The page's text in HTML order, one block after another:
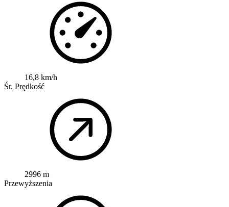
16,8 km/h
Śr. Prędkość
2996 m
Przewyższenia